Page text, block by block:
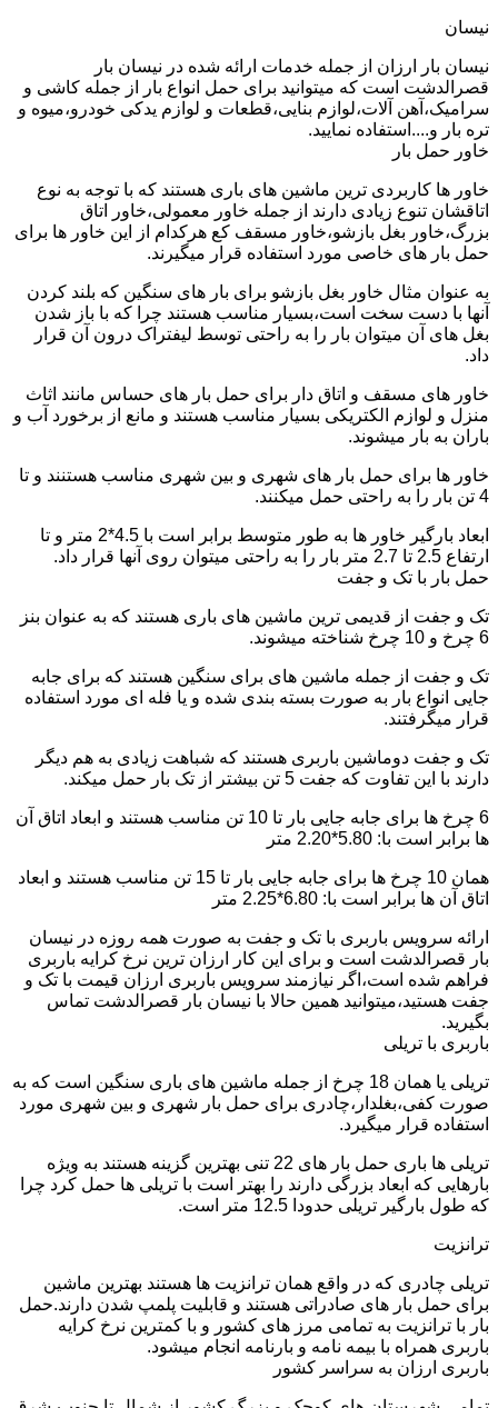
نیسان
نیسان بار ارزان از جمله خدمات ارائه شده در نیسان بار
قصرالدشت است که میتوانید برای حمل انواع بار از جمله کاشی و
سرامیک،آهن آلات،لوازم بنایی،قطعات و لوازم یدکی خودرو،میوه و
تره بار و....استفاده نمایید.
خاور حمل بار
خاور ها کاربردی ترین ماشین های باری هستند که با توجه به نوع
اتاقشان تنوع زیادی دارند از جمله خاور معمولی،خاور اتاق
بزرگ،خاور بغل بازشو،خاور مسقف کع هرکدام از این خاور ها برای
حمل بار های خاصی مورد استفاده قرار میگیرند.
به عنوان مثال خاور بغل بازشو برای بار های سنگین که بلند کردن
آنها با دست سخت است،بسیار مناسب هستند چرا که با باز شدن
بغل های آن میتوان بار را به راحتی توسط لیفتراک درون آن قرار
داد.
خاور های مسقف و اتاق دار برای حمل بار های حساس مانند اثاث
منزل و لوازم الکتریکی بسیار مناسب هستند و مانع از برخورد آب و
باران به بار میشوند.
خاور ها برای حمل بار های شهری و بین شهری مناسب هستنند و تا
4 تن بار را به راحتی حمل میکنند.
ابعاد بارگیر خاور ها به طور متوسط برابر است با 4.5*2 متر و تا
ارتفاع 2.5 تا 2.7 متر بار را به راحتی میتوان روی آنها قرار داد.
حمل بار با تک و جفت
تک و جفت از قدیمی ترین ماشین های باری هستند که به عنوان بنز
6 چرخ و 10 چرخ شناخته میشوند.
تک و جفت از جمله ماشین های برای سنگین هستند که برای جابه
جایی انواع بار به صورت بسته بندی شده و یا فله ای مورد استفاده
قرار میگرفتند.
تک و جفت دوماشین باربری هستند که شباهت زیادی به هم دیگر
دارند با این تفاوت که جفت 5 تن بیشتر از تک بار حمل میکند.
6 چرخ ها برای جابه جایی بار تا 10 تن مناسب هستند و ابعاد اتاق آن
ها برابر است با: 5.80*2.20 متر
همان 10 چرخ ها برای جابه جایی بار تا 15 تن مناسب هستند و ابعاد
اتاق آن ها برابر است با: 6.80*2.25 متر
ارائه سرویس باربری با تک و جفت به صورت همه روزه در نیسان
بار قصرالدشت است و برای این کار ارزان ترین نرخ کرایه باربری
فراهم شده است،اگر نیازمند سرویس باربری ارزان قیمت با تک و
جفت هستید،میتوانید همین حالا با نیسان بار قصرالدشت تماس
بگیرید.
باربری با تریلی
تریلی یا همان 18 چرخ از جمله ماشین های باری سنگین است که به
صورت کفی،بغلدار،چادری برای حمل بار شهری و بین شهری مورد
استفاده قرار میگیرد.
تریلی ها باری حمل بار های 22 تنی بهترین گزینه هستند به ویژه
بارهایی که ابعاد بزرگی دارند را بهتر است با تریلی ها حمل کرد چرا
که طول بارگیر تریلی حدودا 12.5 متر است.
ترانزیت
تریلی چادری که در واقع همان ترانزیت ها هستند بهترین ماشین
برای حمل بار های صادراتی هستند و قابلیت پلمپ شدن دارند.حمل
بار با ترانزیت به تمامی مرز های کشور و با کمترین نرخ کرایه
باربری همراه با بیمه نامه و بارنامه انجام میشود.
باربری ارزان به سراسر کشور